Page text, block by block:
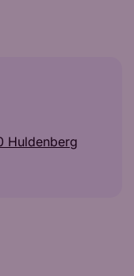
Huldenberg